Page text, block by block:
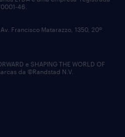
46.
Francisco Matarazzo, 1350, 20º
e SHAPING THE WORLD OF
da ©Randstad N.V.